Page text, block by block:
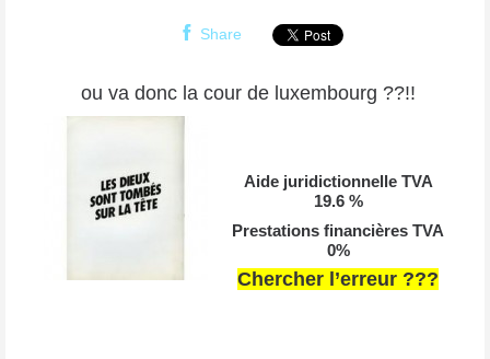
Share
ou va donc la cour de luxembourg ??!!
Aide juridictionnelle TVA
19.6 %
Prestations financières TVA
0%
Chercher l’erreur ???